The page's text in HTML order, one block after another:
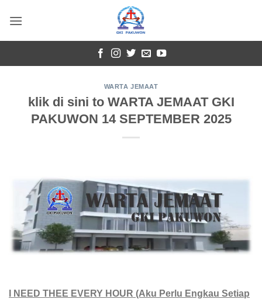
WARTA JEMAAT
klik di sini to WARTA JEMAAT GKI
PAKUWON 14 SEPTEMBER 2025
I NEED THEE EVERY HOUR (Aku Perlu Engkau Setiap